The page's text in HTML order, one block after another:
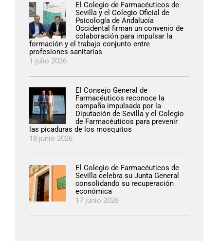
El Colegio de Farmacéuticos de
Sevilla y el Colegio Oficial de
Psicología de Andalucía
Occidental firman un convenio de
colaboración para impulsar la
formación y el trabajo conjunto entre
profesiones sanitarias
1 julio 2026
El Consejo General de
Farmacéuticos reconoce la
campaña impulsada por la
Diputación de Sevilla y el Colegio
de Farmacéuticos para prevenir
las picaduras de los mosquitos
18 junio 2026
El Colegio de Farmacéuticos de
Sevilla celebra su Junta General
consolidando su recuperación
económica
17 junio 2026